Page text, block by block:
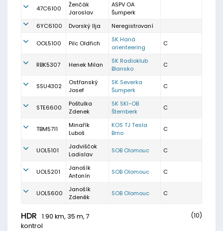
47C6100
Ženčák
Jaroslav
ASPV OA
Šumperk
6YC6100
Dvorský Ilja Neregistrovaní
OOL5100 Pilc Oldřich
SK Haná
orienteering
C
RBK5307 Henek Milan
SK Radioklub
Blansko
C
SSU4302
Ostřanský
Josef
SK Severka
Šumperk
C
STE6600
Poštulka
Zdenek
SK SKI-OB
Šternberk
C
TBM5711
Minařík
Luboš
KOS TJ Tesla
Brno
C
UOL5101
Jadviščok
Ladislav
SOB Olomouc C
UOL5201
Janošík
Antonín
SOB Olomouc C
UOL5600
Janošík
Zdeněk
SOB Olomouc C
HDR
1.90 km, 35 m, 7
kontrol
(10)